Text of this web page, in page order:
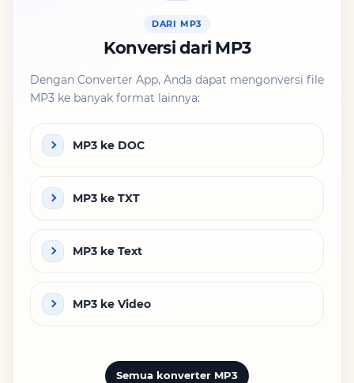
DARI MP3
Konversi dari MP3
Dengan Converter App, Anda dapat mengonversi file
MP3 ke banyak format lainnya:
MP3 ke DOC
MP3 ke TXT
MP3 ke Text
MP3 ke Video
Semua konverter MP3